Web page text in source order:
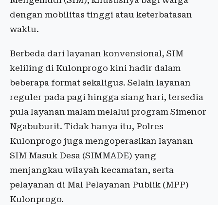
dengan mobilitas tinggi atau keterbatasan
waktu.
Berbeda dari layanan konvensional, SIM
keliling di Kulonprogo kini hadir dalam
beberapa format sekaligus. Selain layanan
reguler pada pagi hingga siang hari, tersedia
pula layanan malam melalui program Simenor
Ngabuburit. Tidak hanya itu, Polres
Kulonprogo juga mengoperasikan layanan
SIM Masuk Desa (SIMMADE) yang
menjangkau wilayah kecamatan, serta
pelayanan di Mal Pelayanan Publik (MPP)
Kulonprogo.